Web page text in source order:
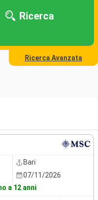
Ricerca
Ricerca Avanzata
Bari
07/11/2026
a 12 anni